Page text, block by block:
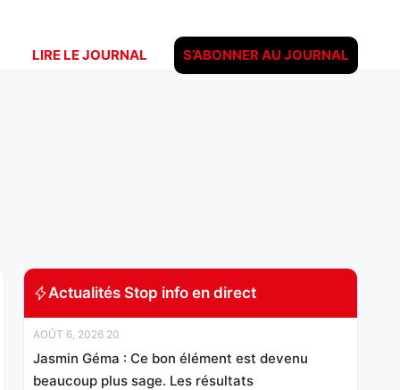
LIRE LE JOURNAL S’ABONNER AU JOURNAL
Actualités Stop info en direct
AOÛT 6, 2026 20
Jasmin Géma : Ce bon élément est devenu
beaucoup plus sage. Les résultats